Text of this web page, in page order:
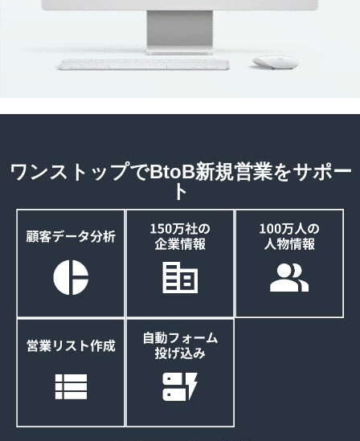
ワンストップでBtoB新規営業をサポー
ト